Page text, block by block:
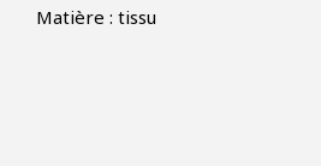
Matière : tissu